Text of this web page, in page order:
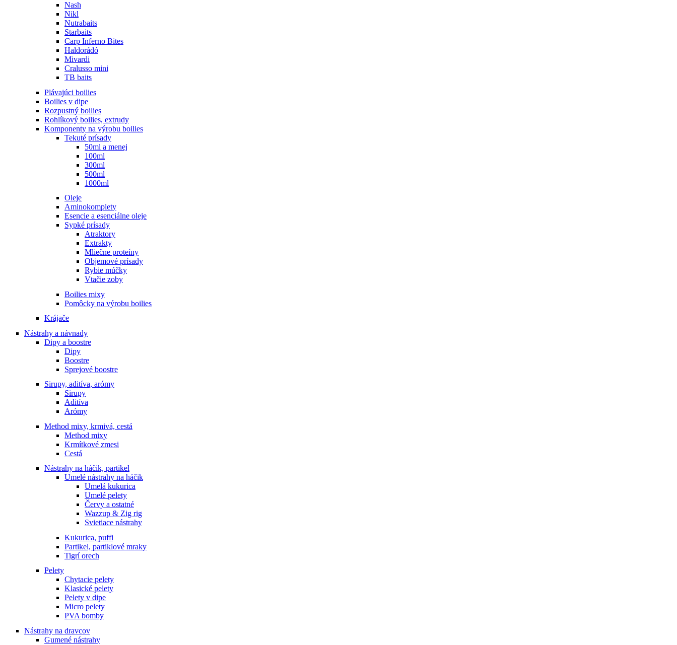
Nash
Nikl
Nutrabaits
Starbaits
Carp Inferno Bites
Haldorádó
Mivardi
Cralusso mini
TB baits
Plávajúci boilies
Boilies v dipe
Rozpustný boilies
Rohlíkový boilies, extrudy
Komponenty na výrobu boilies
Tekuté prísady
50ml a menej
100ml
300ml
500ml
1000ml
Oleje
Aminokomplety
Esencie a esenciálne oleje
Sypké prísady
Atraktory
Extrakty
Mliečne proteíny
Objemové prísady
Rybie múčky
Vtačie zoby
Boilies mixy
Pomôcky na výrobu boilies
Krájače
Nástrahy a návnady
Dipy a boostre
Dipy
Boostre
Sprejové boostre
Sirupy, aditíva, arómy
Sirupy
Aditíva
Arómy
Method mixy, krmivá, cestá
Method mixy
Krmítkové zmesi
Cestá
Nástrahy na háčik, partikel
Umelé nástrahy na háčik
Umelá kukurica
Umelé pelety
Červy a ostatné
Wazzup & Zig rig
Svietiace nástrahy
Kukurica, puffi
Partikel, partiklové mraky
Tigrí orech
Pelety
Chytacie pelety
Klasické pelety
Pelety v dipe
Micro pelety
PVA bomby
Nástrahy na dravcov
Gumené nástrahy